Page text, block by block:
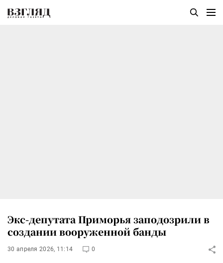
Экс-депутата Приморья заподозрили в
создании вооруженной банды
30 апреля 2026, 11:14 0